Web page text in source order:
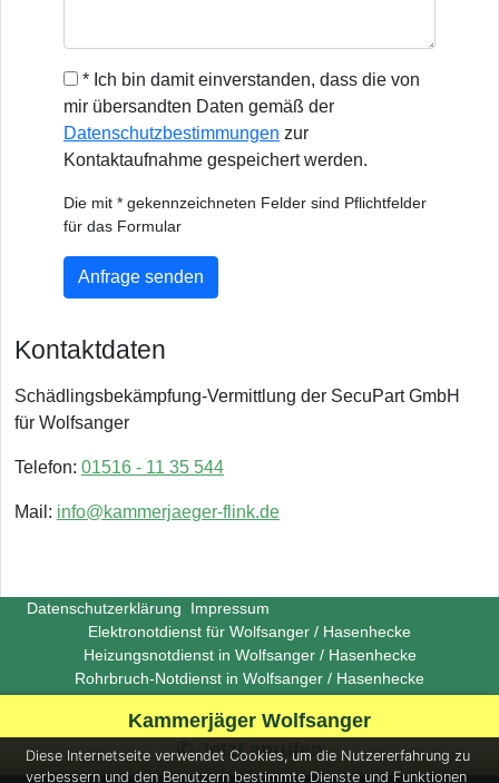
Kammerjäger Wolfsanger
✆ Jetzt anrufen
* Ich bin damit einverstanden, dass die von
mir übersandten Daten gemäß der
Datenschutzbestimmungen zur
Kontaktaufnahme gespeichert werden.
Die mit * gekennzeichneten Felder sind Pflichtfelder
für das Formular
Anfrage senden
Kontaktdaten
Schädlingsbekämpfung-Vermittlung der SecuPart GmbH
für Wolfsanger
Telefon: 01516 - 11 35 544
Mail: info@kammerjaeger-flink.de
Datenschutzerklärung
Impressum
Elektronotdienst für Wolfsanger / Hasenhecke
Heizungsnotdienst in Wolfsanger / Hasenhecke
Rohrbruch-Notdienst in Wolfsanger / Hasenhecke
(Last update 2026-06-29)
Diese Internetseite verwendet Cookies, um die Nutzererfahrung zu
verbessern und den Benutzern bestimmte Dienste und Funktionen